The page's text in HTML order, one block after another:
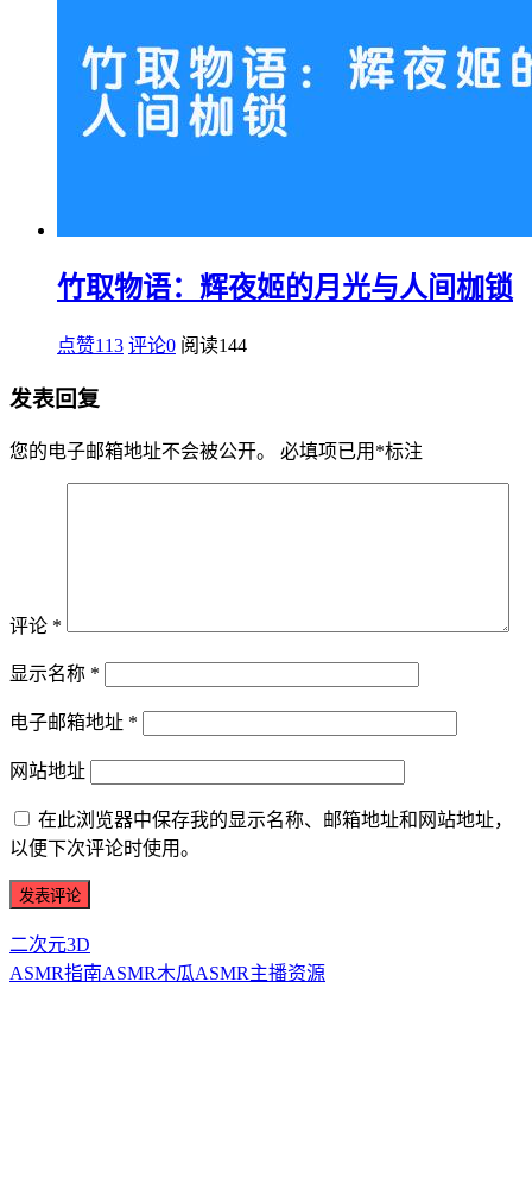
竹取物语：辉夜姬的月光与人间枷锁
点赞113 评论0 阅读144
发表回复
您的电子邮箱地址不会被公开。 必填项已用 *标注
评论 *
显示名称 *
电子邮箱地址 *
网站地址
在此浏览器中保存我的显示名称、邮箱地址和网站地址，
以便下次评论时使用。
二次元3D
ASMR指南ASMR木瓜ASMR主播资源